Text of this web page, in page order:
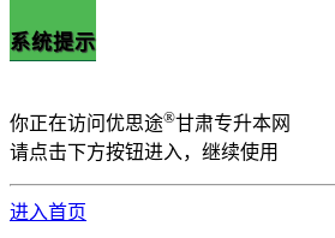
系统提示
你正在访问优思途®甘肃专升本网
请点击下方按钮进入，继续使用
进入首页